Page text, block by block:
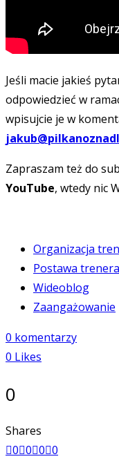
Jeśli macie jakieś
odpowiedzieć w
wpisujcie je w
Zapraszam też do
YouTube, wtedy nic
Organizacja
Postawa trenera
Wideoblog
Zaangażowanie
0 komentarzy
0 Likes
0
Shares
0 0 0 0